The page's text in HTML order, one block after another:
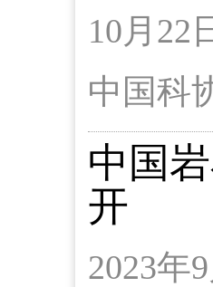
10月22
中国科
中国
开
2023年